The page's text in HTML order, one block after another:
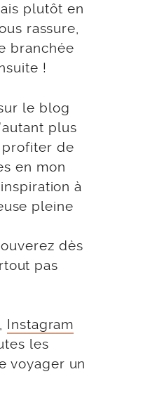
plutôt en
rassure,
branchée
!
le blog
plus
de
en mon
à
pleine
dès
pas
Instagram
les
voyager un